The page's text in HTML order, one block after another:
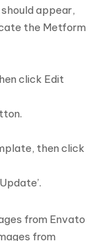
appear,
the Metform
click Edit
then click
from Envato
from